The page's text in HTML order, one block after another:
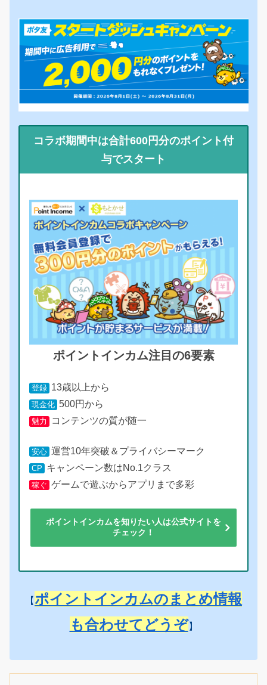
コラボ期間中は合計600円分のポイント付
与でスタート
ポイントインカム注目の6要素
登録 13歳以上から
現金化 500円から
魅力 コンテンツの質が随一
安心 運営10年突破＆プライバシーマーク
CP キャンペーン数はNo.1クラス
稼ぐ ゲームで遊ぶからアプリまで多彩
ポイントインカムを知りたい人は公式サイトを
チェック！
【ポイントインカムのまとめ情報
も合わせてどうぞ 】